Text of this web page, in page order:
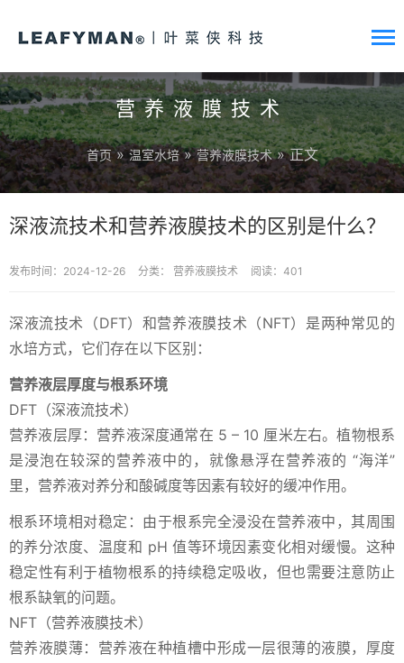
营养液膜技术
首页 »温室水培»营养液膜技术» 正文
深液流技术和营养液膜技术的区别是什么？
发布时间：2024-12-26 分类： 营养液膜技术 阅读：401
深液流技术（DFT）和营养液膜技术（NFT）是两种常见的
水培方式，它们存在以下区别：
营养液层厚度与根系环境
DFT（深液流技术）
营养液层厚：营养液深度通常在 5 – 10 厘米左右。植物根系
是浸泡在较深的营养液中的，就像悬浮在营养液的 “海洋”
里，营养液对养分和酸碱度等因素有较好的缓冲作用。
根系环境相对稳定：由于根系完全浸没在营养液中，其周围
的养分浓度、温度和 pH 值等环境因素变化相对缓慢。这种
稳定性有利于植物根系的持续稳定吸收，但也需要注意防止
根系缺氧的问题。
NFT（营养液膜技术）
营养液膜薄：营养液在种植槽中形成一层很薄的液膜，厚度